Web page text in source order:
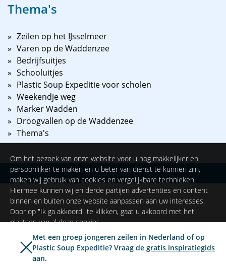
Thema's
Zeilen op het IJsselmeer
Varen op de Waddenzee
Bedrijfsuitjes
Schooluitjes
Plastic Soup Expeditie voor scholen
Weekendje weg
Marker Wadden
Droogvallen op de Waddenzee
Thema's
© 2026NAUPAR
Met een groep jongeren zeilen in Nederland of op
Plastic Soup Expeditie? Vraag de gratis inspiratiegids
aan.
Om het bezoek van onze website voor u nog makkelijker en
persoonlijker te maken en u beter van dienst te kunnen zijn,
maken wij gebruik van cookies en vergelijkbare technieken.
Hiermee kunnen wij en derde partijen advertenties en content
binnen en buiten onze website aanpassen aan uw interesses.
Door op "Ik ga akkoord" te klikken, gaat u akkoord met het
plaatsen van al deze cookies.
Ik ga akkoord Instellingen